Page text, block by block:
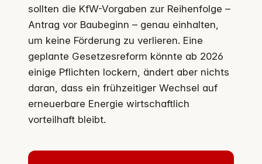
sollten die KfW-Vorgaben zur Reihenfolge –
Antrag vor Baubeginn – genau einhalten,
um keine Förderung zu verlieren. Eine
geplante Gesetzesreform könnte ab 2026
einige Pflichten lockern, ändert aber nichts
daran, dass ein frühzeitiger Wechsel auf
erneuerbare Energie wirtschaftlich
vorteilhaft bleibt.